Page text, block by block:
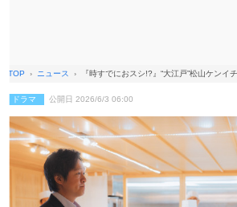
TOP ニュース 『時すでにおスシ!?』“大江戸”松山ケン
ドラマ 公開日 2026/6/3 06:00